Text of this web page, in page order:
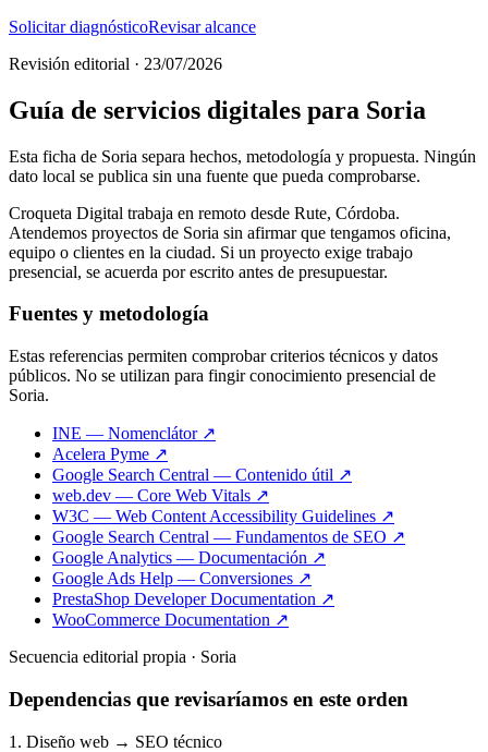
Solicitar diagnósticoRevisar alcance
Revisión editorial · 23/07/2026
Guía de servicios digitales para Soria
Esta ficha de Soria separa hechos, metodología y propuesta. Ningún
dato local se publica sin una fuente que pueda comprobarse.
Croqueta Digital trabaja en remoto desde Rute, Córdoba.
Atendemos proyectos de Soria sin afirmar que tengamos oficina,
equipo o clientes en la ciudad. Si un proyecto exige trabajo
presencial, se acuerda por escrito antes de presupuestar.
Fuentes y metodología
Estas referencias permiten comprobar criterios técnicos y datos
públicos. No se utilizan para fingir conocimiento presencial de
Soria.
INE — Nomenclátor ↗
Acelera Pyme ↗
Google Search Central — Contenido útil ↗
web.dev — Core Web Vitals ↗
W3C — Web Content Accessibility Guidelines ↗
Google Search Central — Fundamentos de SEO ↗
Google Analytics — Documentación ↗
Google Ads Help — Conversiones ↗
PrestaShop Developer Documentation ↗
WooCommerce Documentation ↗
Secuencia editorial propia · Soria
Dependencias que revisaríamos en este orden
1. Diseño web → SEO técnico